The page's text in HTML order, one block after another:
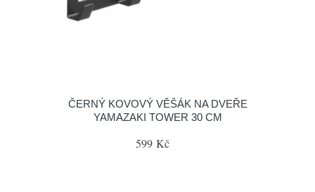
ČERNÝ KOVOVÝ VĚŠÁK NA DVEŘE
YAMAZAKI TOWER 30 CM
599 Kč